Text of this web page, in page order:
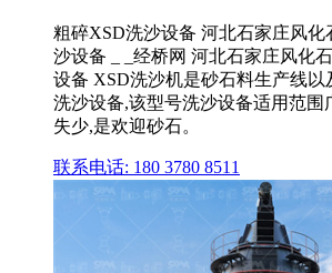
粗碎XSD洗沙设备 河北石家庄风化
沙设备 _ _经桥网 河北石家庄风化
设备 XSD洗沙机是砂石料生产线以
洗沙设备,该型号洗沙设备适用范围
失少,是欢迎砂石。
联系电话: 180 3780 8511